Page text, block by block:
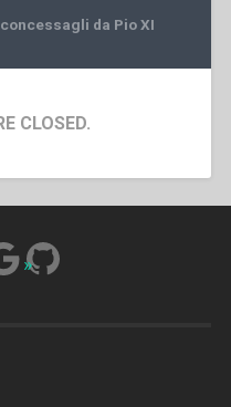
da Pio XI
CLOSED.
GitHub